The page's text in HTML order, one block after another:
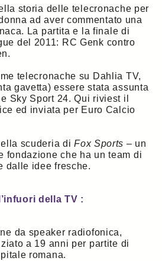
storia delle telecronache per
ad aver commentato una
La partita e la finale di
del 2011: RC Genk contro
telecronache su Dahlia TV,
gavetta) essere stata assunta
Sky Sport 24. Qui riviest il
ed inviata per Euro Calcio
scuderia diFox Sports – un
fondazione che ha un team di
dalle idee fresche.
della TV :
da speaker radiofonica,
a 19 anni per partite di
romana.